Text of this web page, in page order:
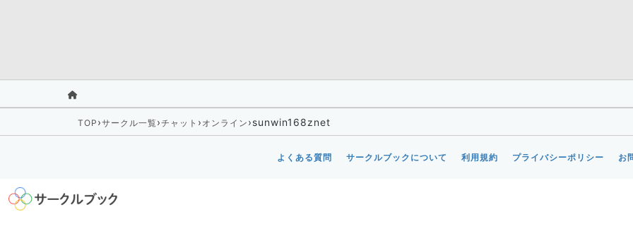
TOP ›サークル一覧›チャット › オンライン ›sunwin168znet
よくある質問 サークルブックについて 利用規約 プライバシーポリシー お